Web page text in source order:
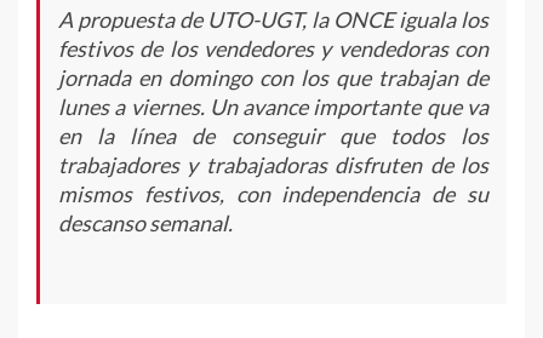
A propuesta de UTO-UGT, la ONCE iguala los
festivos de los vendedores y vendedoras con
jornada en domingo con los que trabajan de
lunes a viernes. Un avance importante que va
en la línea de conseguir que todos los
trabajadores y trabajadoras disfruten de los
mismos festivos, con independencia de su
descanso semanal.